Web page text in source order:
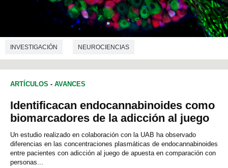
INVESTIGACIÓN NEUROCIENCIAS
ARTÍCULOS - AVANCES
Identificacan endocannabinoides como
biomarcadores de la adicción al juego
Un estudio realizado en colaboración con la UAB ha observado
diferencias en las concentraciones plasmáticas de endocannabinoides
entre pacientes con adicción al juego de apuesta en comparación con
personas...